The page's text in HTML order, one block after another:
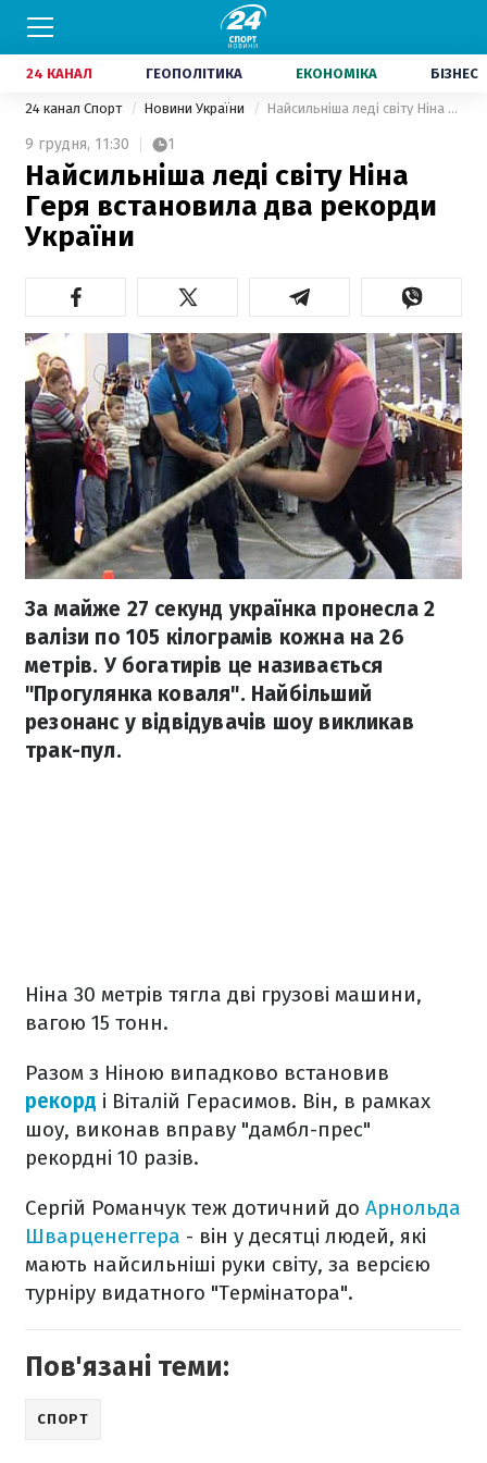
24 КАНАЛ ГЕОПОЛІТИКА ЕКОНОМІКА БІЗНЕС
24 канал Спорт Новини України Найсильніша леді світу Ніна Геря встановила два рекорди України
9 грудня, 11:30 1
Найсильніша леді світу Ніна
Геря встановила два рекорди
України
За майже 27 секунд українка пронесла 2
валізи по 105 кілограмів кожна на 26
метрів. У богатирів це називається
"Прогулянка коваля". Найбільший
резонанс у відвідувачів шоу викликав
трак-пул.
Ніна 30 метрів тягла дві грузові машини,
вагою 15 тонн.
Разом з Ніною випадково встановив
рекорд і Віталій Герасимов. Він, в рамках
шоу, виконав вправу "дамбл-прес"
рекордні 10 разів.
Сергій Романчук теж дотичний до Арнольда
Шварценеггера - він у десятці людей, які
мають найсильніші руки світу, за версією
турніру видатного "Термінатора".
Пов'язані теми:
СПОРТ